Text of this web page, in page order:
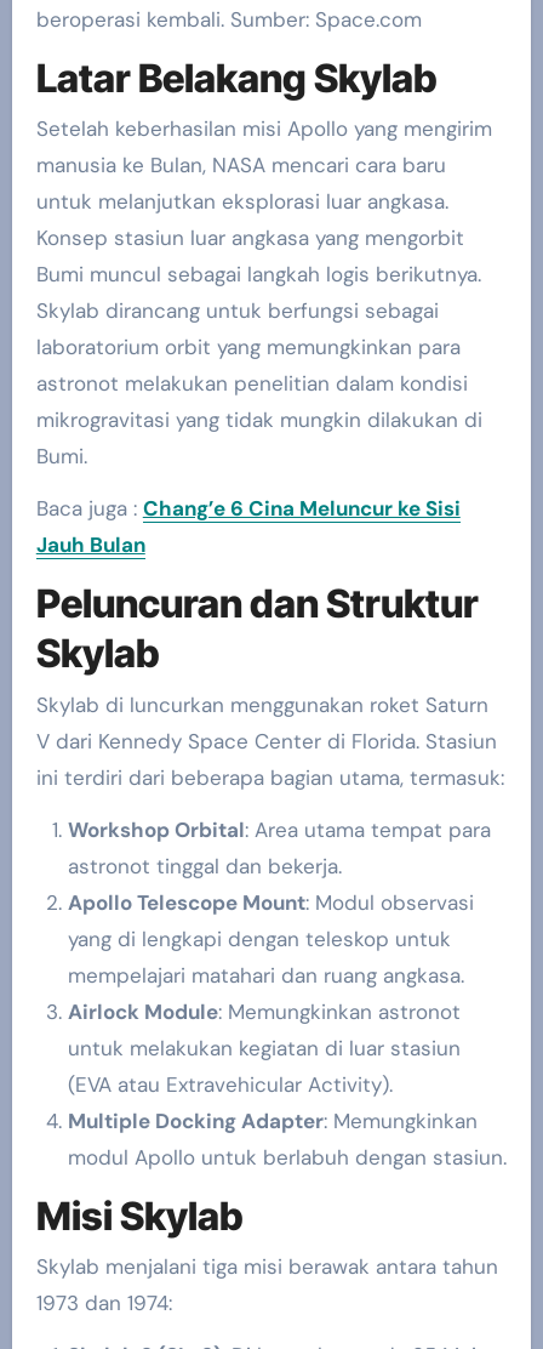
beroperasi kembali. Sumber: Space.com
Latar Belakang Skylab
Setelah keberhasilan misi Apollo yang mengirim
manusia ke Bulan, NASA mencari cara baru
untuk melanjutkan eksplorasi luar angkasa.
Konsep stasiun luar angkasa yang mengorbit
Bumi muncul sebagai langkah logis berikutnya.
Skylab dirancang untuk berfungsi sebagai
laboratorium orbit yang memungkinkan para
astronot melakukan penelitian dalam kondisi
mikrogravitasi yang tidak mungkin dilakukan di
Bumi.
Baca juga : Chang’e 6 Cina Meluncur ke Sisi
Jauh Bulan
Peluncuran dan Struktur
Skylab
Skylab di luncurkan menggunakan roket Saturn
V dari Kennedy Space Center di Florida. Stasiun
ini terdiri dari beberapa bagian utama, termasuk:
Workshop Orbital: Area utama tempat para
astronot tinggal dan bekerja.
Apollo Telescope Mount: Modul observasi
yang di lengkapi dengan teleskop untuk
mempelajari matahari dan ruang angkasa.
Airlock Module: Memungkinkan astronot
untuk melakukan kegiatan di luar stasiun
(EVA atau Extravehicular Activity).
Multiple Docking Adapter: Memungkinkan
modul Apollo untuk berlabuh dengan stasiun.
Misi Skylab
Skylab menjalani tiga misi berawak antara tahun
1973 dan 1974: